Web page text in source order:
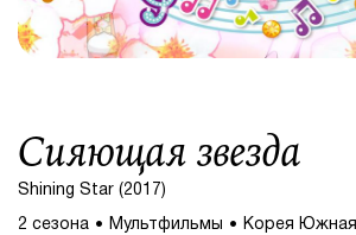
Сияющая звезда
Shining Star (2017)
2 сезона Мультфильмы Корея Южная